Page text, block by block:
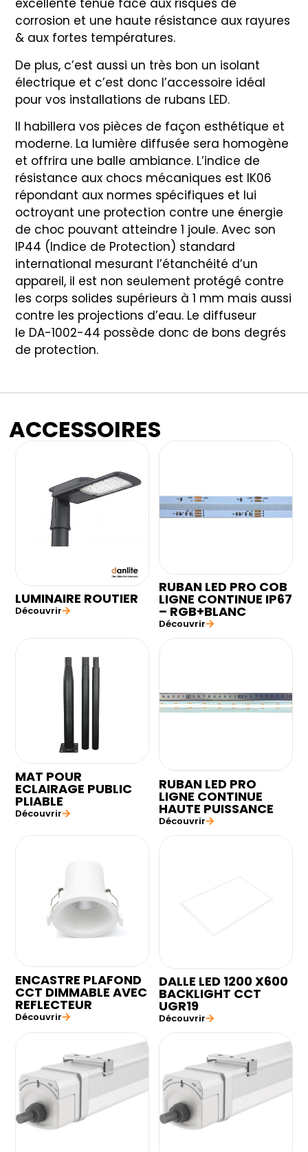
excellente tenue face aux risques de
corrosion et une haute résistance aux rayures
& aux fortes températures.
De plus, c’est aussi un très bon un isolant
électrique et c’est donc l’accessoire idéal
pour vos installations de rubans LED.
Il habillera vos pièces de façon esthétique et
moderne. La lumière diffusée sera homogène
et offrira une balle ambiance. L’indice de
résistance aux chocs mécaniques est IK06
répondant aux normes spécifiques et lui
octroyant une protection contre une énergie
de choc pouvant atteindre 1 joule. Avec son
IP44 (Indice de Protection) standard
international mesurant l’étanchéité d’un
appareil, il est non seulement protégé contre
les corps solides supérieurs à 1 mm mais aussi
contre les projections d’eau. Le diffuseur
le DA-1002-44 possède donc de bons degrés
de protection.
ACCESSOIRES
LUMINAIRE ROUTIER
Découvrir
RUBAN LED PRO COB
LIGNE CONTINUE IP67
– RGB+BLANC
Découvrir
MAT POUR
ECLAIRAGE PUBLIC
PLIABLE
Découvrir
RUBAN LED PRO
LIGNE CONTINUE
HAUTE PUISSANCE
Découvrir
ENCASTRE PLAFOND
CCT DIMMABLE AVEC
REFLECTEUR
Découvrir
DALLE LED 1200 X600
BACKLIGHT CCT
UGR19
Découvrir